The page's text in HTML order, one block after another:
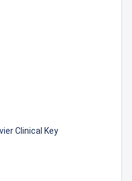
Clinical Key